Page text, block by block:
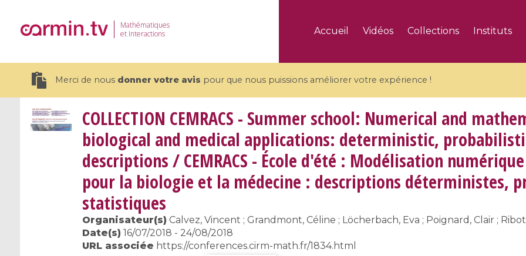
Mathématiques
et Interactions
Accueil Vidéos Collections Instituts
Merci de nous donner votre avis pour que nous puissions améliorer votre expérience !
19 videos
CEMRACS 2026 : Modeling and AI
for Environmental Transition /
Centre d'Eté Mathématique de
Recherche Avancée en Calcul
5 videos
Coulomb branches and affine
Coulomb et groupes quantiques
affines
Algebraic geometry
et géométrie complexe
COLLECTION CEMRACS - Summer school: Numerical and
biological and medical applications: deterministic,
descriptions / CEMRACS - École d'été : Modélisation
pour la biologie et la médecine : descriptions déterministes,
statistiques
Organisateur(s) Calvez, Vincent ; Grandmont, Céline ; Löcherbach, Eva ; Poignard, Clair ;
Date(s) 16/07/2018 - 24/08/2018
URL associée https://conferences.cirm-math.fr/1834.html